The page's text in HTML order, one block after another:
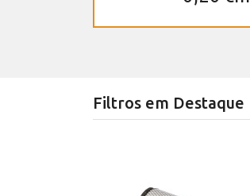
Filtros em Destaque